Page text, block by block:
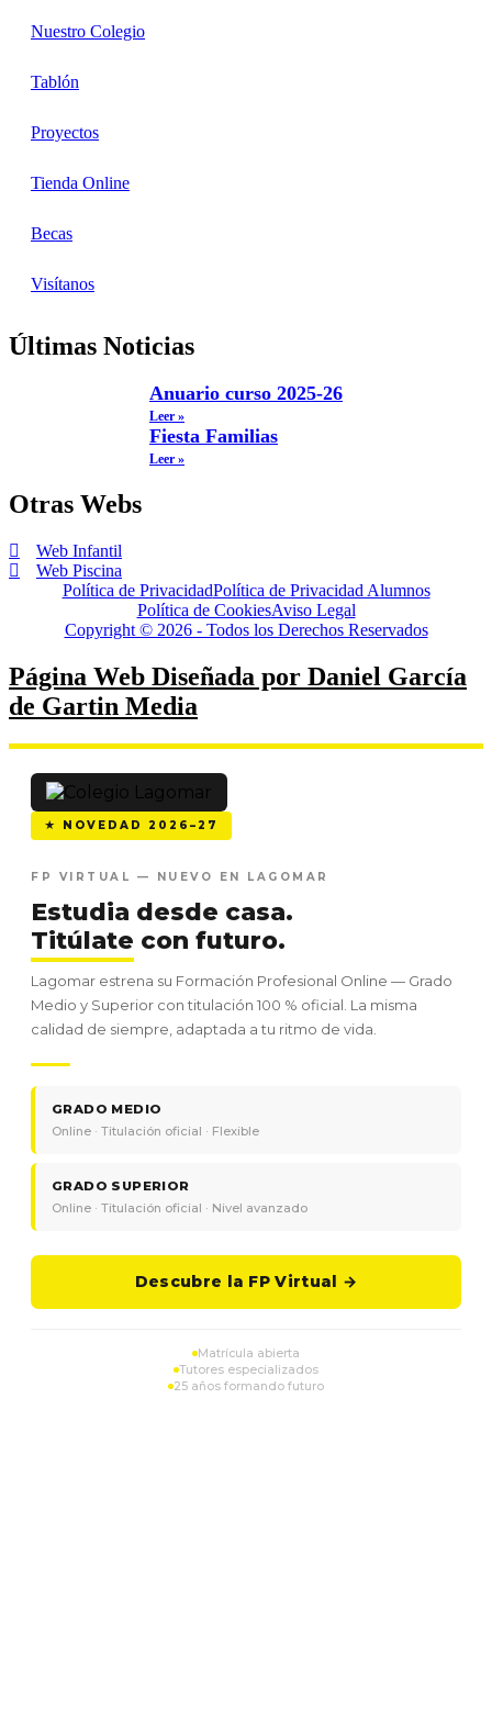
Nuestro Colegio
Tablón
Proyectos
Tienda Online
Becas
Visítanos
Últimas Noticias
Anuario curso 2025-26
Leer »
Fiesta Familias
Leer »
Otras Webs
Web Infantil
Web Piscina
Política de PrivacidadPolítica de Privacidad Alumnos
Política de CookiesAviso Legal
Copyright © 2026 - Todos los Derechos Reservados
Página Web Diseñada por Daniel García
de Gartin Media
★ NOVEDAD 2026–27
FP VIRTUAL — NUEVO EN LAGOMAR
Estudia desde casa.
Titúlate con futuro.
Lagomar estrena su Formación Profesional Online — Grado
Medio y Superior con titulación 100 % oficial. La misma
calidad de siempre, adaptada a tu ritmo de vida.
GRADO MEDIO
Online · Titulación oficial · Flexible
GRADO SUPERIOR
Online · Titulación oficial · Nivel avanzado
Descubre la FP Virtual →
Matrícula abierta
Tutores especializados
25 años formando futuro